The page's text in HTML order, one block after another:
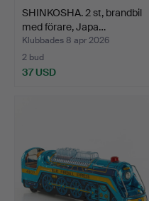
SHINKOSHA. 2 st, brandbil
med förare, Japa…
Klubbades 8 apr 2026
2 bud
37 USD